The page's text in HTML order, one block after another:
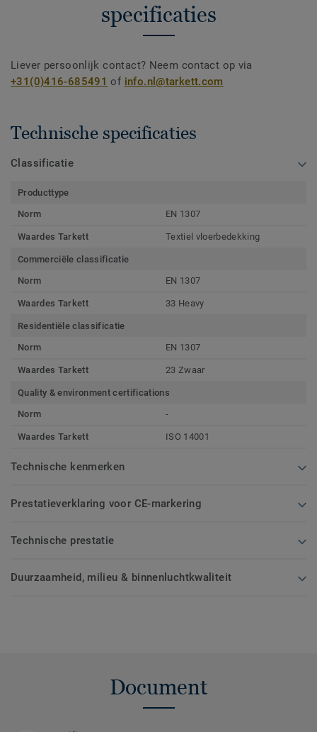
specificaties
Liever persoonlijk contact? Neem contact op via
+31(0)416-685491 of info.nl@tarkett.com
Technische specificaties
Classificatie
Producttype
Norm
EN 1307
Waardes Tarkett Textiel vloerbedekking
Commerciële classificatie
Norm
EN 1307
Waardes Tarkett 33 Heavy
Residentiële classificatie
Norm
EN 1307
Waardes Tarkett 23 Zwaar
Quality & environment certifications
Norm
-
Waardes Tarkett ISO 14001
Technische kenmerken
Prestatieverklaring voor CE-markering
Technische prestatie
Duurzaamheid, milieu & binnenluchtkwaliteit
Document